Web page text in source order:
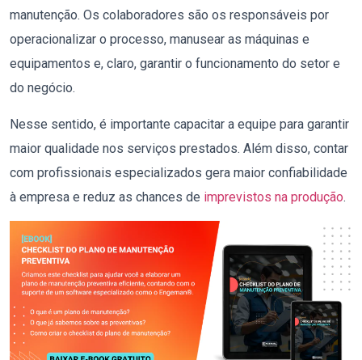
manutenção. Os colaboradores são os responsáveis por
operacionalizar o processo, manusear as máquinas e
equipamentos e, claro, garantir o funcionamento do setor e
do negócio.
Nesse sentido, é importante capacitar a equipe para garantir
maior qualidade nos serviços prestados. Além disso, contar
com profissionais especializados gera maior confiabilidade
à empresa e reduz as chances de imprevistos na produção.